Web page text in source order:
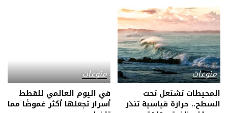
منوعات
المحيطات تشتعل تحت
السطح.. حرارة قياسية تنذر
منوعات
في اليوم العالمي للقطط
أسرار تجعلها أكثر غموضًا مما